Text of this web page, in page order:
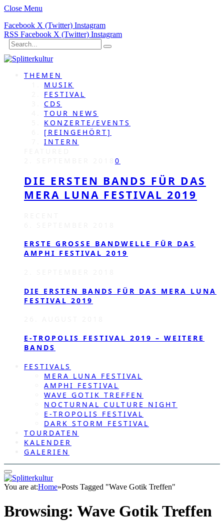
Close Menu
Facebook X (Twitter) Instagram
RSS Facebook X (Twitter) Instagram
THEMEN
MUSIK
FESTIVAL
CDS
TOUR NEWS
KONZERTE/EVENTS
[REINGEHÖRT]
INTERN
0
DIE ERSTEN BANDS FÜR DAS
MERA LUNA FESTIVAL 2019
ERSTE GROSSE BANDWELLE FÜR DAS A
MPHI FESTIVAL 2019
DIE ERSTEN BANDS FÜR DAS MERA LUNA
FESTIVAL 2019
E-TROPOLIS FESTIVAL 2019 – WEITERE
BANDS
FESTIVALS
MERA LUNA FESTIVAL
AMPHI FESTIVAL
WAVE GOTIK TREFFEN
NOCTURNAL CULTURE NIGHT
E-TROPOLIS FESTIVAL
DARK STORM FESTIVAL
TOURDATEN
KALENDER
GALERIEN
You are at:Home»Posts Tagged "Wave Gotik Treffen"
Browsing: Wave Gotik Treffen